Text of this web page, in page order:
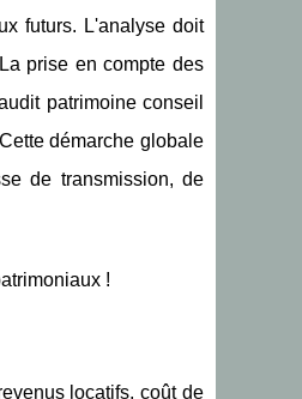
futurs. L'analyse doit
prise en compte des
patrimoine conseil
démarche globale
de transmission, de
!
locatifs, coût de